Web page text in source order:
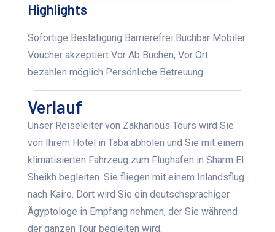
Highlights
Sofortige Bestätigung Barrierefrei Buchbar Mobiler
Voucher akzeptiert Vor Ab Buchen, Vor Ort
bezahlen möglich Persönliche Betreuung
Verlauf
Unser Reiseleiter von Zakharious Tours wird Sie
von Ihrem Hotel in Taba abholen und Sie mit einem
klimatisierten Fahrzeug zum Flughafen in Sharm El
Sheikh begleiten. Sie fliegen mit einem Inlandsflug
nach Kairo. Dort wird Sie ein deutschsprachiger
Ägyptologe in Empfang nehmen, der Sie während
der ganzen Tour begleiten wird.